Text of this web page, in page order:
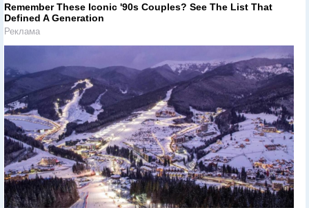
Remember These Iconic '90s Couples? See The List That
Defined A Generation
Реклама